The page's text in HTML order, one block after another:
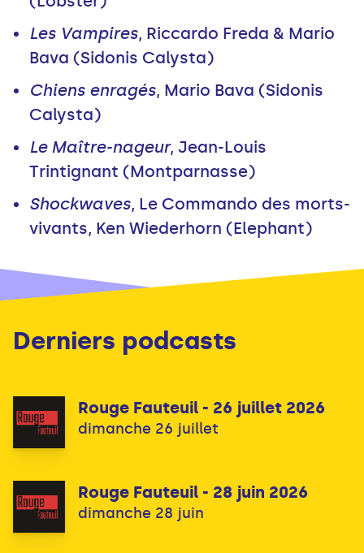
Les Vampires, Riccardo Freda & Mario
Bava (Sidonis Calysta)
Chiens enragés, Mario Bava (Sidonis
Calysta)
Le Maître-nageur, Jean-Louis
Trintignant (Montparnasse)
Shockwaves, Le Commando des morts-
vivants, Ken Wiederhorn (Elephant)
Derniers podcasts
Rouge Fauteuil - 26 juillet 2026
dimanche 26 juillet
Rouge Fauteuil - 28 juin 2026
dimanche 28 juin